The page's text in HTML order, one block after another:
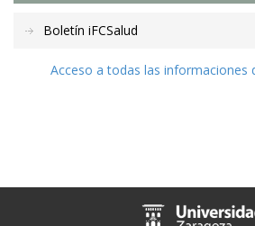
Boletín iFCSalud
Acceso a todas las informaciones